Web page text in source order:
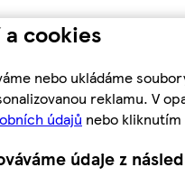
cookies
nebo ukládáme
reklamu. V
údajů nebo
údaje z